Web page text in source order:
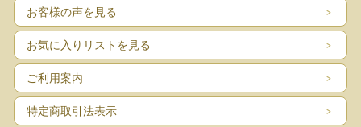
お客様の声を見る
お気に入りリストを見る
ご利用案内
特定商取引法表示